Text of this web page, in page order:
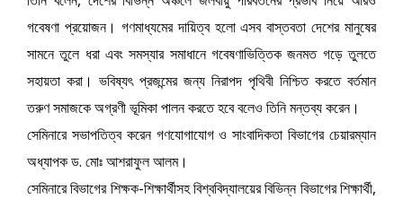
গবেষণা প্রয়োজন। গণমাধ্যমের দায়িত্ব হলো এসব বাস্তবতা দেশের মানুষের
সামনে তুলে ধরা এবং সমস্যার সমাধানে গবেষণাভিত্তিক জনমত গড়ে তুলতে
সহায়তা করা। ভবিষ্যৎ প্রজন্মের জন্য নিরাপদ পৃথিবী নিশ্চিত করতে বর্তমান
তরুণ সমাজকে অগ্রণী ভূমিকা পালন করতে হবে বলেও তিনি মন্তব্য করেন।
সেমিনারে সভাপতিত্ব করেন গণযোগাযোগ ও সাংবাদিকতা বিভাগের চেয়ারম্যান
অধ্যাপক ড. মোঃ আশরাফুল আলম।
সেমিনারে বিভাগের শিক্ষক-শিক্ষার্থীসহ বিশ্ববিদ্যালয়ের বিভিন্ন বিভাগের শিক্ষার্থী,